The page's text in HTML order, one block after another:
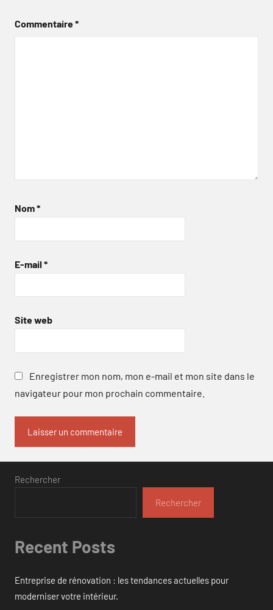
Commentaire*
Nom*
E-mail *
Site web
Enregistrer mon nom, mon e-mail et mon site dans le
navigateur pour mon prochain commentaire.
Rechercher
Rechercher
Recent Posts
Entreprise de rénovation : les tendances actuelles pour
moderniser votre intérieur.